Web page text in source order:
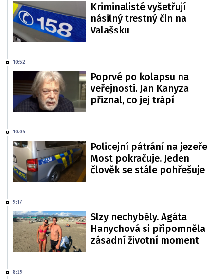
Kriminalisté vyšetřují
násilný trestný čin na
Valašsku
10:52
Poprvé po kolapsu na
veřejnosti. Jan Kanyza
přiznal, co jej trápí
10:04
Policejní pátrání na jezeře
Most pokračuje. Jeden
člověk se stále pohřešuje
9:17
Slzy nechyběly. Agáta
Hanychová si připomněla
zásadní životní moment
8:29